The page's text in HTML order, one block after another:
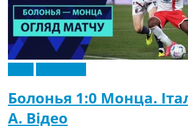
Болонья 1:0 Монца.
A. Відео